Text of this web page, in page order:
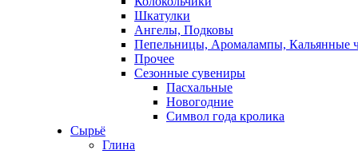
Шкатулки
Ангелы, Подковы
Пепельницы, Аромалампы, Кальянные
Прочее
Сезонные сувениры
Пасхальные
Новогодние
Символ года кролика
Сырьё
Глина